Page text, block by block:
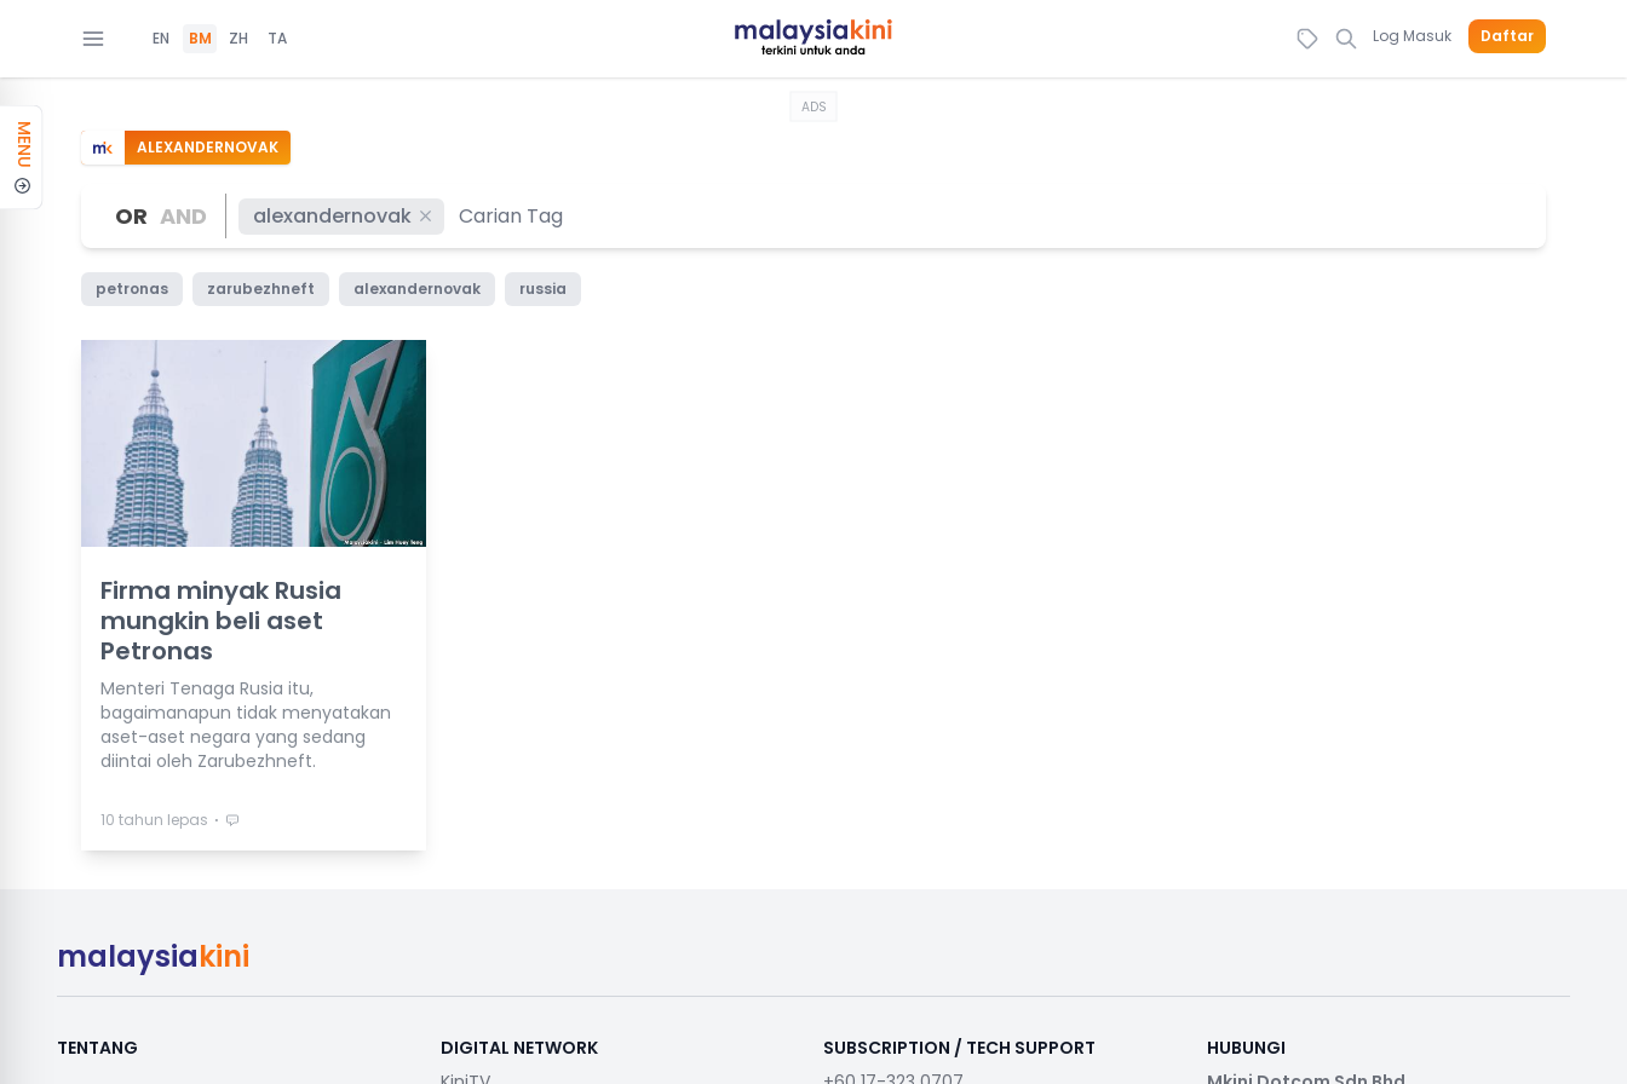
EN BM ZH TA Log Masuk Daftar
MENU
ADS
ALEXANDERNOVAK
OR AND alexandernovak
petronas zarubezhneft alexandernovak russia
Firma minyak Rusia
mungkin beli aset
Petronas
Menteri Tenaga Rusia itu,
bagaimanapun tidak menyatakan
aset-aset negara yang sedang
diintai oleh Zarubezhneft.
10 tahun lepas ⋅
malaysiakini
TENTANG
DIGITAL NETWORK
SUBSCRIPTION / TECH SUPPORT
HUBUNGI